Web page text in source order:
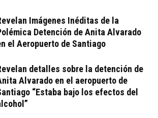
Imágenes Inéditas de la
Detención de Anita Alvarado
el Aeropuerto de Santiago
detalles sobre la detención de
Alvarado en el aeropuerto de
“Estaba bajo los efectos del